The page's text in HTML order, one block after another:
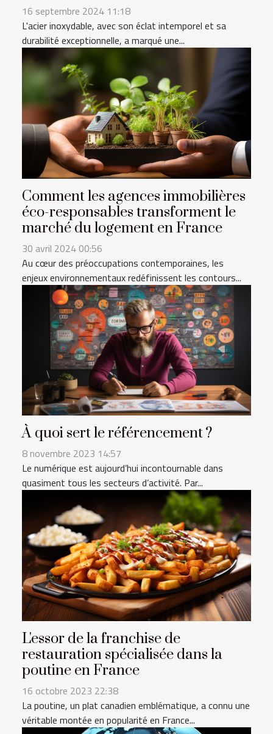
16 septembre 2024 11:18
L'acier inoxydable, avec son éclat intemporel et sa
durabilité exceptionnelle, a marqué une...
Comment les agences immobilières
éco-responsables transforment le
marché du logement en France
30 avril 2024 00:56
Au cœur des préoccupations contemporaines, les
enjeux environnementaux redéfinissent les contours...
À quoi sert le référencement ?
8 novembre 2023 14:57
Le numérique est aujourd’hui incontournable dans
quasiment tous les secteurs d’activité. Par...
L'essor de la franchise de
restauration spécialisée dans la
poutine en France
16 octobre 2023 22:38
La poutine, un plat canadien emblématique, a connu une
véritable montée en popularité en France...